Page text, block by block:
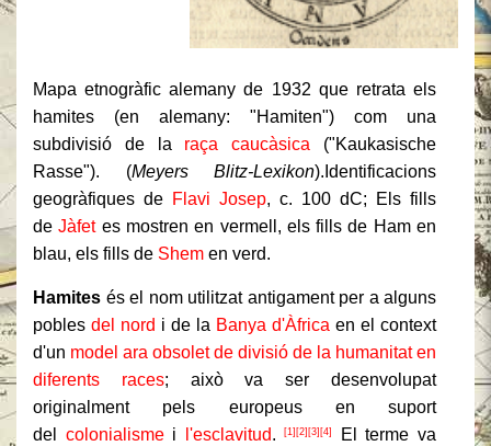
Mapa etnogràfic alemany de 1932 que retrata els
hamites (en alemany: "Hamiten") com una
subdivisió de la raça caucàsica ("Kaukasische
Rasse"). (Meyers Blitz-Lexikon). Identificacions
geogràfiques de Flavi Josep, c. 100 dC; Els fills
deJàfetes mostren en vermell, els fills de Ham en
blau, els fills de Shem en verd.
Hamites és el nom utilitzat antigament per a alguns
pobles del nord i de la Banya d'Àfrica en el context
d'un model ara obsolet de divisió de la humanitat en
diferents races; això va ser desenvolupat
originalment pels europeus en suport
del colonialismei l'esclavitud.[1] [2] [3] [4]
El terme va